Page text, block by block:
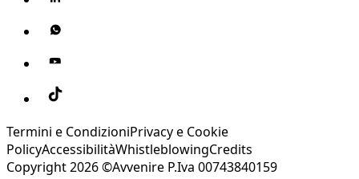
Termini e CondizioniPrivacy e Cookie
PolicyAccessibilitàWhistleblowingCredits
Copyright 2026 ©Avvenire P.Iva 00743840159